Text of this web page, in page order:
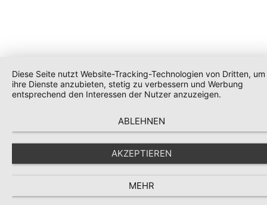
Diese Seite nutzt Website-Tracking-Technologien von Dritten, um
ihre Dienste anzubieten, stetig zu verbessern und Werbung
entsprechend den Interessen der Nutzer anzuzeigen.
ABLEHNEN
AKZEPTIEREN
MEHR